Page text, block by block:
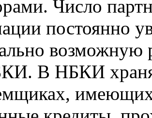
Число
постоянно
возможную
В НБКИ